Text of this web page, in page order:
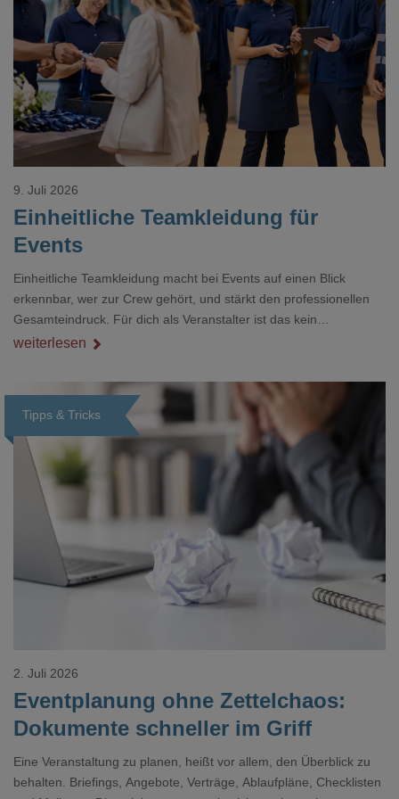
Loading...
Einheitliche Teamkleidung für
Events
9. Juli 2026
Einheitliche Teamkleidung macht bei Events auf einen Blick
erkennbar, wer zur Crew gehört, und stärkt den professionellen
Gesamteindruck. Für dich als Veranstalter ist das kein
Nebenthema: Bei Textilien mit Stickerei oder mehreren
weiterlesen
Tipps & Tricks
Loading...
Eventplanung ohne Zettelchaos:
Dokumente schneller im Griff
2. Juli 2026
Eine Veranstaltung zu planen, heißt vor allem, den Überblick zu
behalten. Briefings, Angebote, Verträge, Ablaufpläne, Checklisten